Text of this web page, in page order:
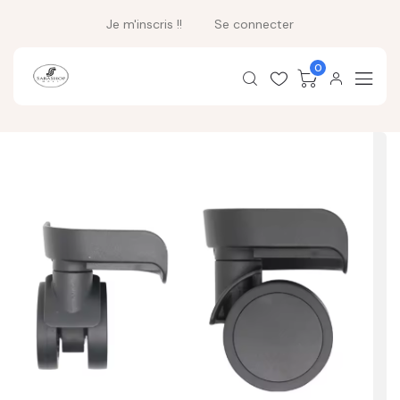
Je m'inscris !! Se connecter
0